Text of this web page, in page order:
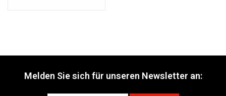
Melden Sie sich für unseren Newsletter an: